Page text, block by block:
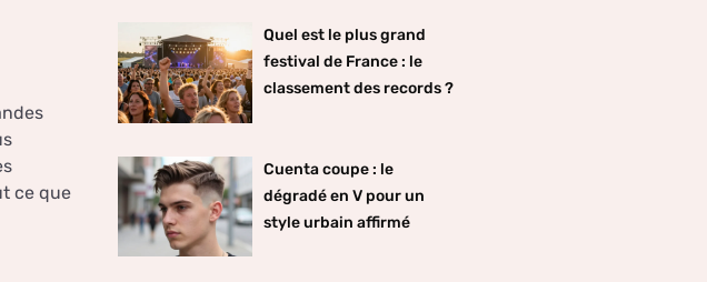
ce que
Quel est le plus grand
festival de France : le
classement des records ?
Cuenta coupe : le
dégradé en V pour un
style urbain affirmé